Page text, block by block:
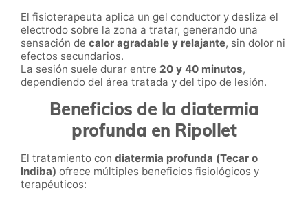
El fisioterapeuta aplica un gel conductor y desliza el
electrodo sobre la zona a tratar, generando una
sensación de calor agradable y relajante, sin dolor ni
efectos secundarios.
La sesión suele durar entre 20 y 40 minutos,
dependiendo del área tratada y del tipo de lesión.
Beneficios de la diatermia
profunda en Ripollet
El tratamiento con diatermia profunda (Tecar o
Indiba) ofrece múltiples beneficios fisiológicos y
terapéuticos: